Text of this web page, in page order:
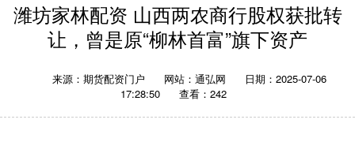
潍坊家林配资 山西两农商行股权获批转
让，曾是原“柳林首富”旗下资产
来源：期货配资门户 网站：通弘网
日期：2025-07-06
17:28:50
查看：242